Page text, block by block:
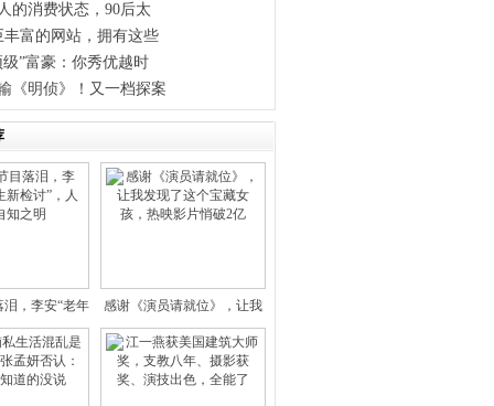
的消费状态，90后太
丰富的网站，拥有这些
级”富豪：你秀优越时
《明侦》！又一档探案
，李安“老年
生
感谢《演员请就位》，让我
发现了